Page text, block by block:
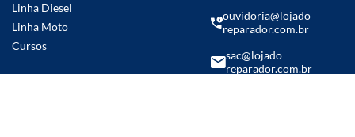
Linha Diesel
Linha Moto
Cursos
ouvidoria@lojado
reparador.com.br
sac@lojado
reparador.com.br